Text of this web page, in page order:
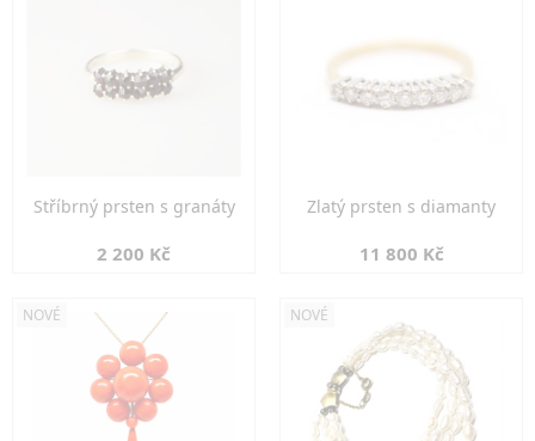
Stříbrný prsten s granáty
2 200 Kč
Zlatý prsten s diamanty
11 800 Kč
NOVÉ NOVÉ